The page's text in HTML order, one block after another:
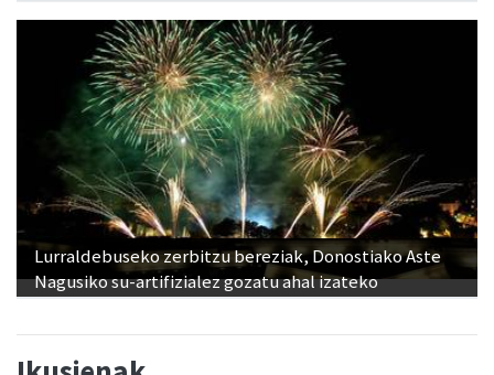
Lurraldebuseko zerbitzu bereziak, Donostiako Aste
Nagusiko su-artifizialez gozatu ahal izateko